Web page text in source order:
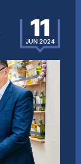
11
JUN 2024